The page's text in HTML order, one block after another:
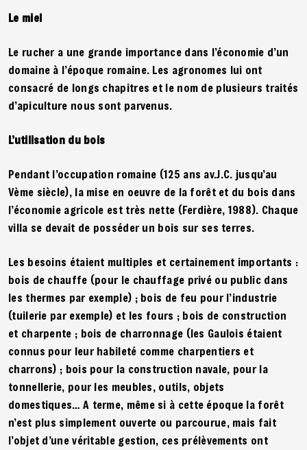
Le miel
Le rucher a une grande importance dans l’économie d’un
domaine à l’époque romaine. Les agronomes lui ont
consacré de longs chapitres et le nom de plusieurs traités
d’apiculture nous sont parvenus.
L’utilisation du bois
Pendant l’occupation romaine (125 ans av.J.C. jusqu’au
Vème siècle), la mise en oeuvre de la forêt et du bois dans
l’économie agricole est très nette (Ferdière, 1988). Chaque
villa se devait de posséder un bois sur ses terres.
Les besoins étaient multiples et certainement importants :
bois de chauffe (pour le chauffage privé ou public dans
les thermes par exemple) ; bois de feu pour l’industrie
(tuilerie par exemple) et les fours ; bois de construction
et charpente ; bois de charronnage (les Gaulois étaient
connus pour leur habileté comme charpentiers et
charrons) ; bois pour la construction navale, pour la
tonnellerie, pour les meubles, outils, objets
domestiques… A terme, même si à cette époque la forêt
n’est plus simplement ouverte ou parcourue, mais fait
l’objet d’une véritable gestion, ces prélèvements ont